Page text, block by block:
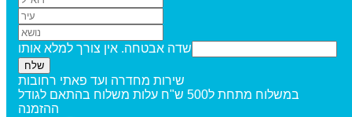
שדה אבטחה. אין צורך למלא אותו
שירות מחדרה ועד פאתי רחובות
במשלוח מתחת ל500 ש"ח עלות משלוח בהתאם לגודל
ההזמנה